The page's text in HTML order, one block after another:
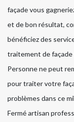
façade vous
et de bon résultat,
bénéficiez des
traitement de façade
Personne ne peut
pour traiter votre
problèmes dans ce
Fermé artisan